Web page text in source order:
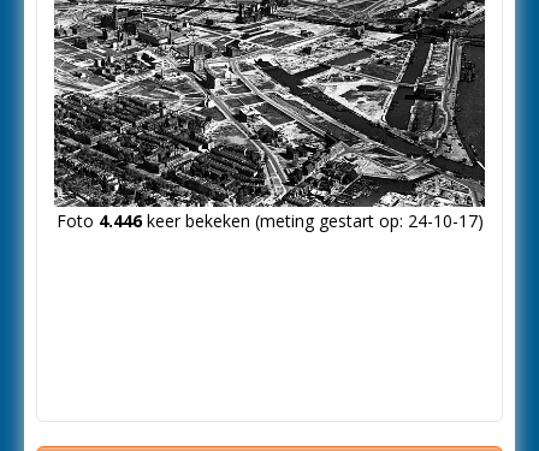
Foto 4.446keer bekeken (meting gestart op: 24-10-17)